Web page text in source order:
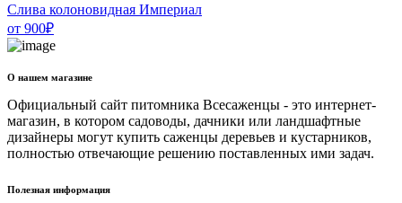
Слива колоновидная Империал
от 900₽
О нашем магазине
Официальный сайт питомника Всесаженцы - это интернет-
магазин, в котором садоводы, дачники или ландшафтные
дизайнеры могут купить саженцы деревьев и кустарников,
полностью отвечающие решению поставленных ими задач.
Полезная информация